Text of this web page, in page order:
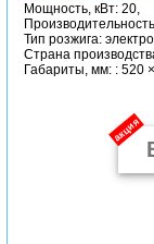
Мощность, кВт: 20,
Тип розжига:
Страна
Габариты, мм: : 520
акция